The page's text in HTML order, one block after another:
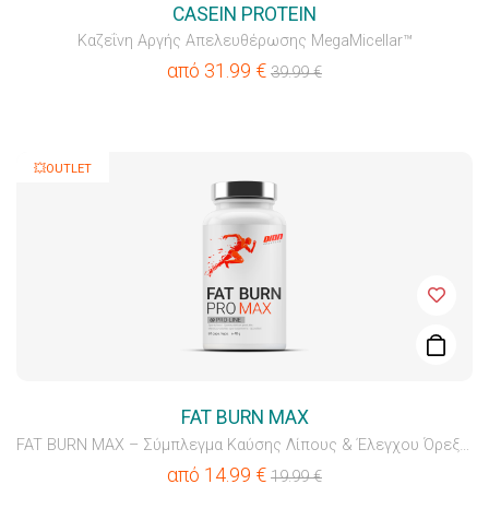
CASEIN PROTEIN
Καζεΐνη Αργής Απελευθέρωσης MegaMicellar™
από 31.99 € 39.99€
💥OUTLET
FAT BURN MAX
FAT BURN MAX – Σύμπλεγμα Καύσης Λίπους & Έλεγχου Όρεξης
από 14.99 € 19.99€